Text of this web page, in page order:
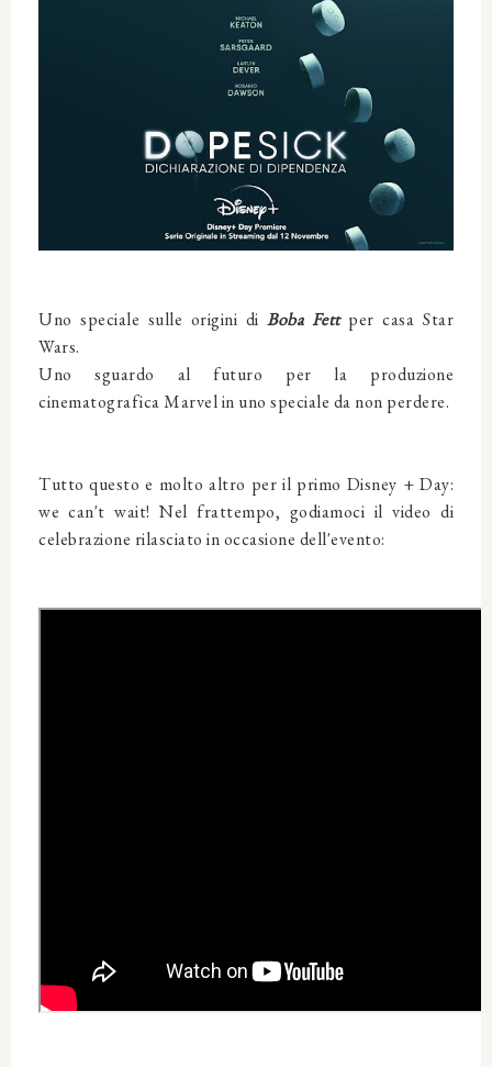
Uno speciale sulle origini diBoba Fett per casa Star
Wars.
Uno sguardo al futuro per la produzione
cinematografica Marvel in uno speciale da non perdere.
Tutto questo e molto altro per il primo Disney + Day:
we can't wait! Nel frattempo, godiamoci il video di
celebrazione rilasciato in occasione dell'evento: